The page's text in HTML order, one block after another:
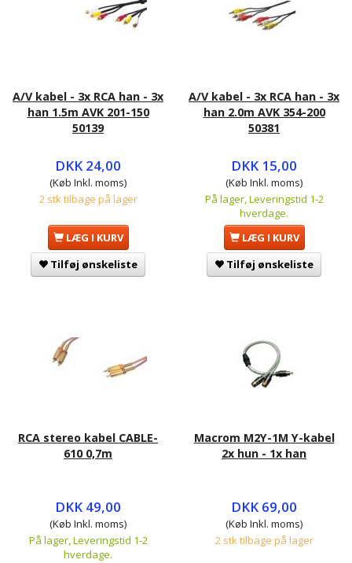
A/V kabel - 3x RCA han - 3x
han 1.5m AVK 201-150
50139
DKK 24,00
(Køb Inkl. moms)
2 stk tilbage på lager
LÆG I KURV
Tilføj ønskeliste
A/V kabel - 3x RCA han - 3x
han 2.0m AVK 354-200
50381
DKK 15,00
(Køb Inkl. moms)
På lager, Leveringstid 1-2
hverdage.
LÆG I KURV
Tilføj ønskeliste
RCA stereo kabel CABLE-
610 0,7m
DKK 49,00
(Køb Inkl. moms)
På lager, Leveringstid 1-2
hverdage.
Macrom M2Y-1M Y-kabel
2x hun - 1x han
DKK 69,00
(Køb Inkl. moms)
2 stk tilbage på lager